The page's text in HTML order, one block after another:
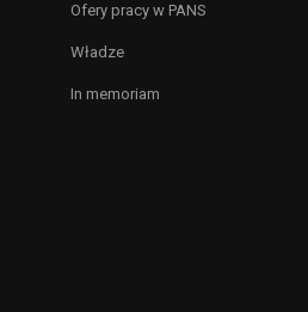
Ofery pracy w PANS
Władze
In memoriam